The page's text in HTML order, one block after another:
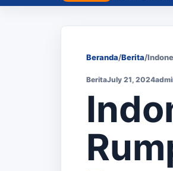
Beranda/Berita/
BeritaJuly 21, 2024